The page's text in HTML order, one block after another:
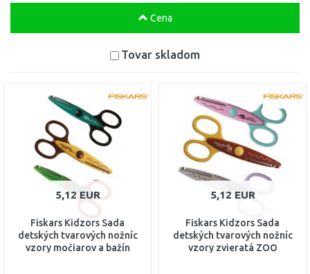
Cena
Tovar skladom
5,12 EUR
Fiskars Kidzors Sada
detských tvarových nožníc
vzory močiarov a bažín
5,12 EUR
Fiskars Kidzors Sada
detských tvarových nožníc
vzory zvieratá ZOO